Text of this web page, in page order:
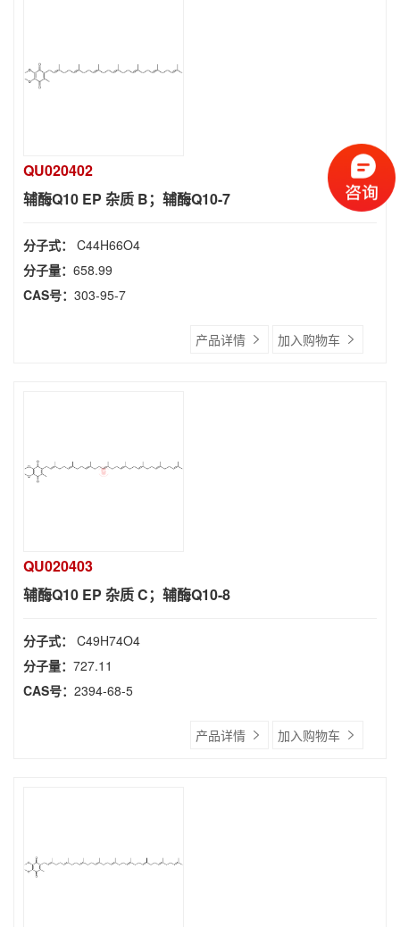
QU020402
辅酶Q10 EP 杂质 B；辅酶Q10-7
分子式： C44H66O4
分子量： 658.99
CAS号： 303-95-7
产品详情 加入购物车
QU020403
辅酶Q10 EP 杂质 C；辅酶Q10-8
分子式： C49H74O4
分子量： 727.11
CAS号： 2394-68-5
产品详情 加入购物车